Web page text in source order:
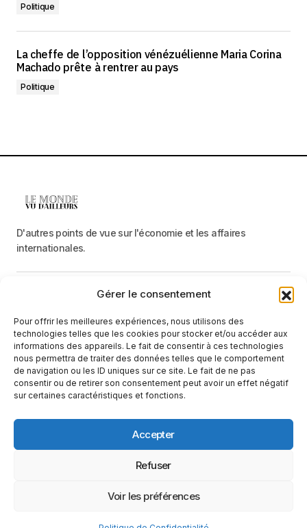
Gérer le consentement
Pour offrir les meilleures expériences, nous utilisons des
technologies telles que les cookies pour stocker et/ou accéder aux
informations des appareils. Le fait de consentir à ces technologies
nous permettra de traiter des données telles que le comportement
de navigation ou les ID uniques sur ce site. Le fait de ne pas
consentir ou de retirer son consentement peut avoir un effet négatif
sur certaines caractéristiques et fonctions.
Accepter
Refuser
Voir les préférences
Politique
La cheffe de l’opposition vénézuélienne Maria Corina
Machado prête à rentrer au pays
Politique
D'autres points de vue sur l'économie et les affaires
internationales.
Catégories
Recevez une information neutre et factuelle
E-mail
En cliquant sur le bouton « S'abonner », vous confirmez que vous
avez lu et que vous acceptez notrepolitique de confidentialité
conditions d'utilisation.